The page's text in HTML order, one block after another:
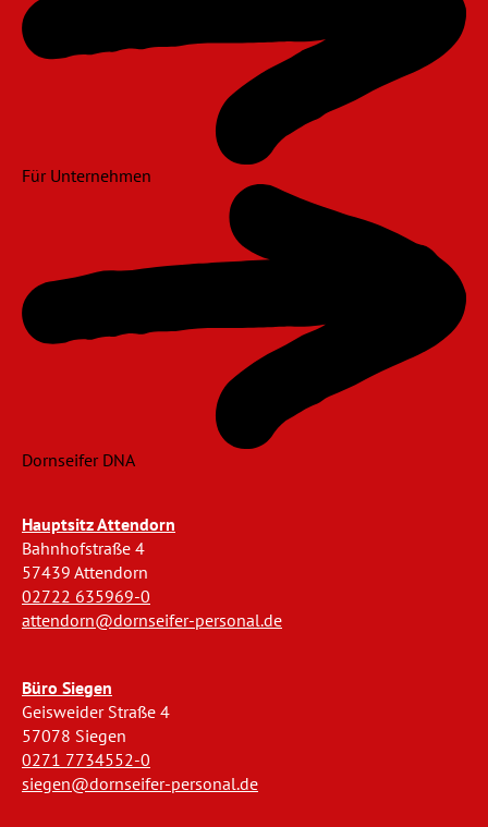
Für Unternehmen
Dornseifer DNA
Hauptsitz Attendorn
Bahnhofstraße 4
57439 Attendorn
02722 635969-0
attendorn@dornseifer-personal.de
Büro Siegen
Geisweider Straße 4
57078 Siegen
0271 7734552-0
siegen@dornseifer-personal.de